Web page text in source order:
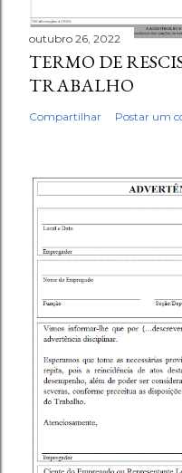
outubro 26, 2022
TERMO DE
TRABALHO
Compartilhar Postar um